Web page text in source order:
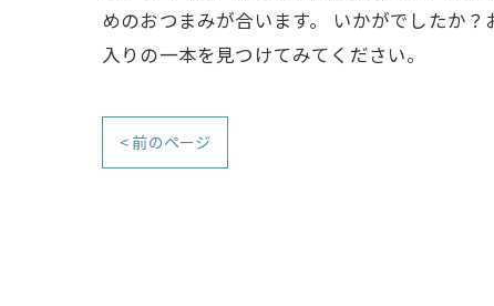
めのおつまみが合います。 いかがでしたか
入りの一本を見つけてみてください。
< 前のページ